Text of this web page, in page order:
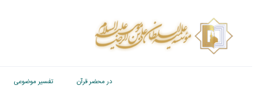
در محضر قرآن تفسیر موضوعی